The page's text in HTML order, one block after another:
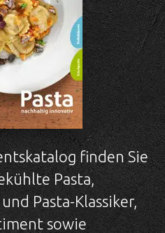
finden Sie
Pasta,
Pasta-Klassiker,
sowie